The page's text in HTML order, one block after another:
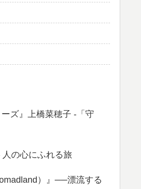
ーズ』上橋菜穂子 -「守
の心にふれる旅
）』──漂流する